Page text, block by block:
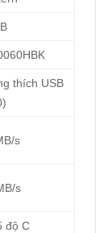
thích USB
s
s
độ C